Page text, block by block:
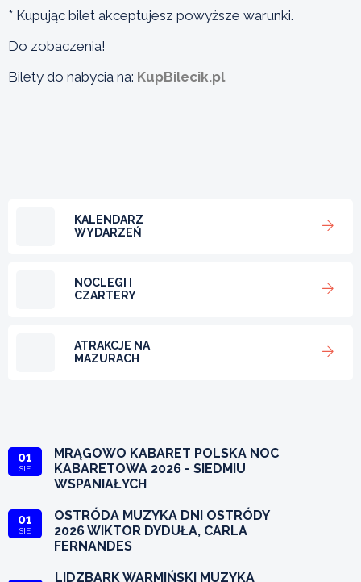
* Kupując bilet akceptujesz powyższe warunki.
Do zobaczenia!
Bilety do nabycia na: KupBilecik.pl
KALENDARZ
WYDARZEŃ
NOCLEGI I
CZARTERY
ATRAKCJE NA
MAZURACH
01
SIE
MRĄGOWO KABARET POLSKA NOC
KABARETOWA 2026 - SIEDMIU
WSPANIAŁYCH
01
SIE
OSTRÓDA MUZYKA DNI OSTRÓDY
2026 WIKTOR DYDUŁA, CARLA
FERNANDES
LIDZBARK WARMIŃSKI MUZYKA